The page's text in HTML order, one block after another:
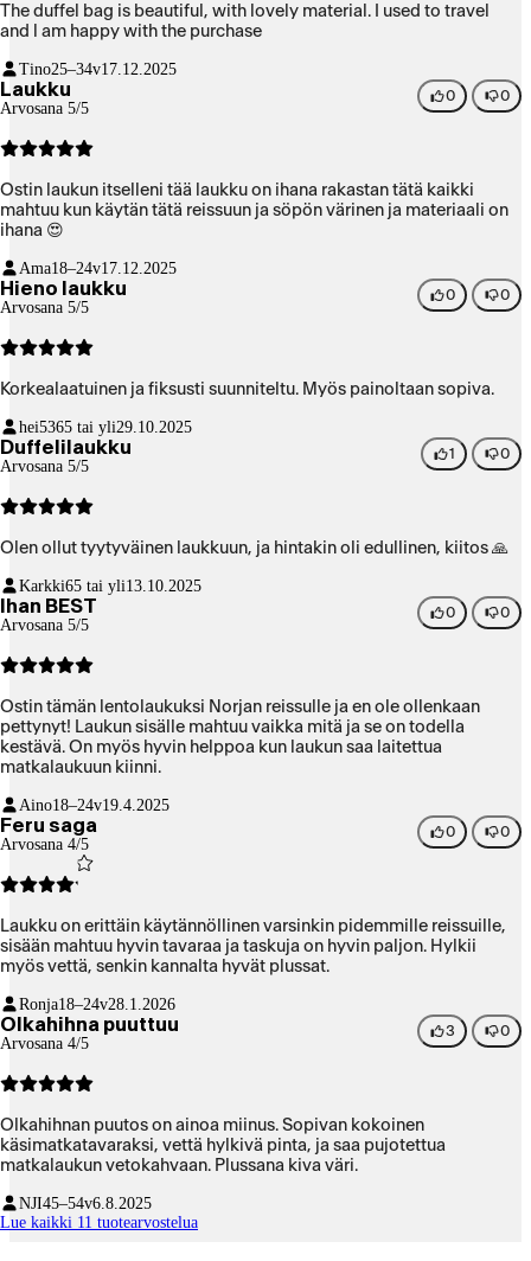
The duffel bag is beautiful, with lovely material. I used to travel
and l am happy with the purchase
Tino25–34v17.12.2025
Laukku
Arvosana 5/5
0 0
Ostin laukun itselleni tää laukku on ihana rakastan tätä kaikki
mahtuu kun käytän tätä reissuun ja söpön värinen ja materiaali on
ihana 😍
Ama18–24v17.12.2025
Hieno laukku
Arvosana 5/5
0 0
Korkealaatuinen ja fiksusti suunniteltu. Myös painoltaan sopiva.
hei5365 tai yli29.10.2025
Duffelilaukku
Arvosana 5/5
1 0
Olen ollut tyytyväinen laukkuun, ja hintakin oli edullinen, kiitos 🙏
Karkki65 tai yli13.10.2025
Ihan BEST
Arvosana 5/5
0 0
Ostin tämän lentolaukuksi Norjan reissulle ja en ole ollenkaan
pettynyt! Laukun sisälle mahtuu vaikka mitä ja se on todella
kestävä. On myös hyvin helppoa kun laukun saa laitettua
matkalaukuun kiinni.
Aino18–24v19.4.2025
Feru saga
Arvosana 4/5
0 0
Laukku on erittäin käytännöllinen varsinkin pidemmille reissuille,
sisään mahtuu hyvin tavaraa ja taskuja on hyvin paljon. Hylkii
myös vettä, senkin kannalta hyvät plussat.
Ronja18–24v28.1.2026
Olkahihna puuttuu
Arvosana 4/5
3 0
Olkahihnan puutos on ainoa miinus. Sopivan kokoinen
käsimatkatavaraksi, vettä hylkivä pinta, ja saa pujotettua
matkalaukun vetokahvaan. Plussana kiva väri.
NJI45–54v6.8.2025
Lue kaikki 11 tuotearvostelua